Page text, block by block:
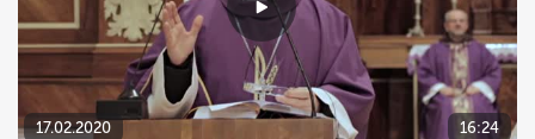
17.02.2020 16:24